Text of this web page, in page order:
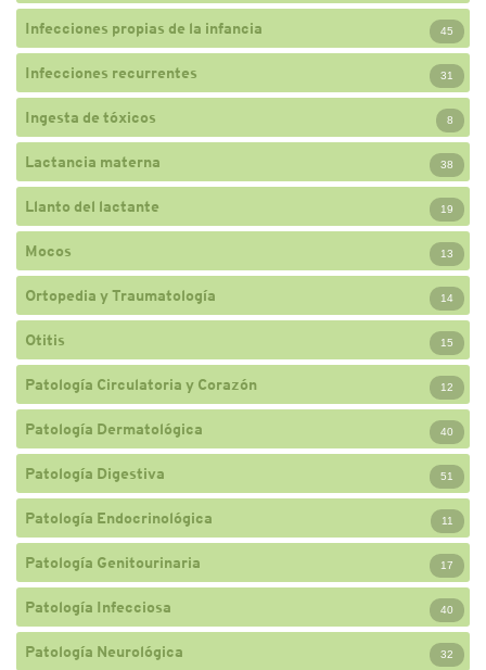
Infecciones propias de la infancia 45
Infecciones recurrentes 31
Ingesta de tóxicos 8
Lactancia materna 38
Llanto del lactante 19
Mocos 13
Ortopedia y Traumatología 14
Otitis 15
Patología Circulatoria y Corazón 12
Patología Dermatológica 40
Patología Digestiva 51
Patología Endocrinológica 11
Patología Genitourinaria 17
Patología Infecciosa 40
Patología Neurológica 32